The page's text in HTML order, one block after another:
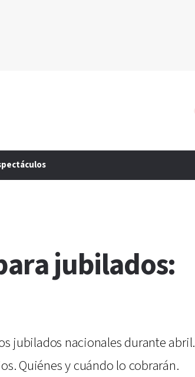
jubilados:
jubilados nacionales durante abril.
Quiénes y cuándo lo cobrarán.